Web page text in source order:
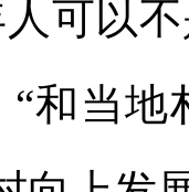
以不
“和当